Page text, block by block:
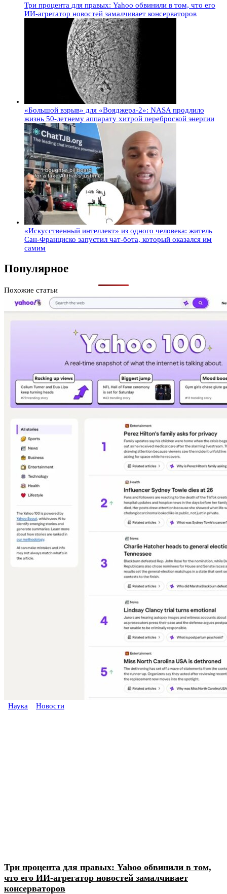
Три процента для правых: Yahoo обвинили в том, что его
ИИ-агрегатор новостей замалчивает консерваторов
«Большой взрыв» для «Вояджера-2»: NASA продлило
жизнь 50-летнему аппарату хитрой переброской энергии
«Искусственный интеллект» из одного человека: житель
Сан-Франциско запустил чат-бота, который оказался им
самим
Популярное
Похожие статьи
Наука Новости
Три процента для правых: Yahoo обвинили в том,
что его ИИ-агрегатор новостей замалчивает
консерваторов